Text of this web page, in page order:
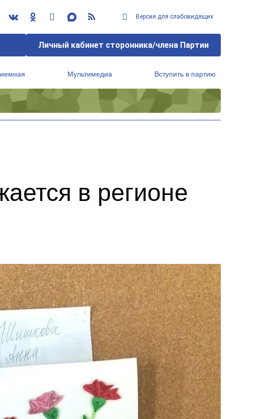
Версия для слабовидящих
Личный кабинет сторонника/члена Партии
Мультимедиа Вступить в партию
в регионе